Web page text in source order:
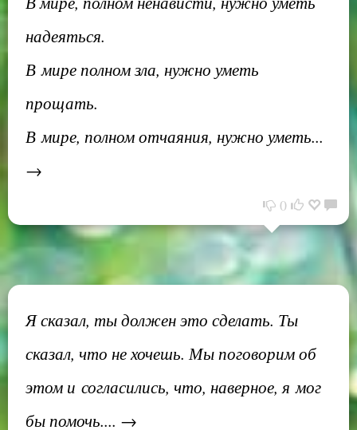
надеяться.
В мире полном зла, нужно уметь
прощать.
В мире, полном отчаяния, нужно уметь...
→
0
Я сказал, ты должен это сделать. Ты
сказал, что не хочешь. Мы поговорим об
этом и согласились, что, наверное, я мог
бы помочь.... →